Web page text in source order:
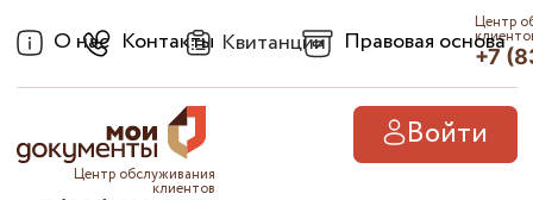
О нас Контакты Квитанции Правовая основа
Центр
+7
Войти
Центр обслуживания
клиентов